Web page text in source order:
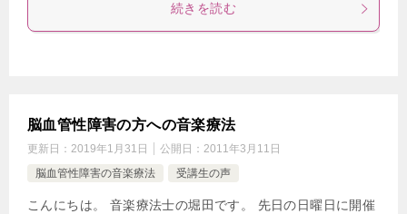
続きを読む
脳血管性障害の方への音楽療法
更新日： 2019年1月31日 公開日： 2011年3月11日
脳血管性障害の音楽療法
受講生の声
こんにちは。 音楽療法士の堀田です。 先日の日曜日に開催